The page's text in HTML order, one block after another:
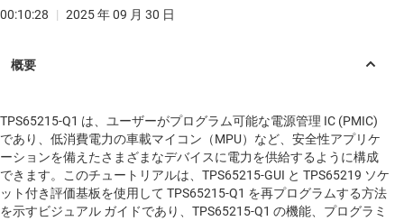
00:10:28 | 2025 年 09 月 30 日
TPS65215-Q1 は、ユーザーがプログラム可能な電源管理 IC (PMIC)
であり、低消費電力の車載マイコン（MPU）など、安全性アプリケ
ーションを備えたさまざまなデバイスに電力を供給するように構成
できます。このチュートリアルは、TPS65215-GUI と TPS65219 ソケ
ット付き評価基板を使用して TPS65215-Q1 を再プログラムする方法
を示すビジュアル ガイドであり、TPS65215-Q1 の機能、プログラミ